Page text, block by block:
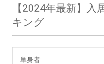
【2024年最新】入
キング
単身者